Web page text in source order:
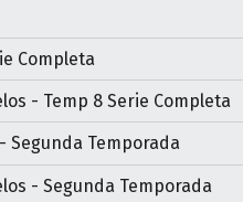
Completa
- Temp 8 Serie Completa
Segunda Temporada
- Segunda Temporada